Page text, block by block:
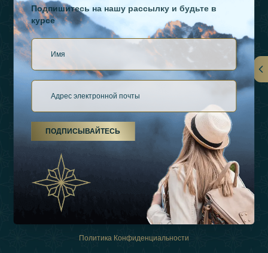
О Нас
Виды Отдыха
Связаться
Политика Конфиденциальности
Подпишитесь на нашу рассылку и будьте в
курсе
ПОДПИСЫВАЙТЕСЬ